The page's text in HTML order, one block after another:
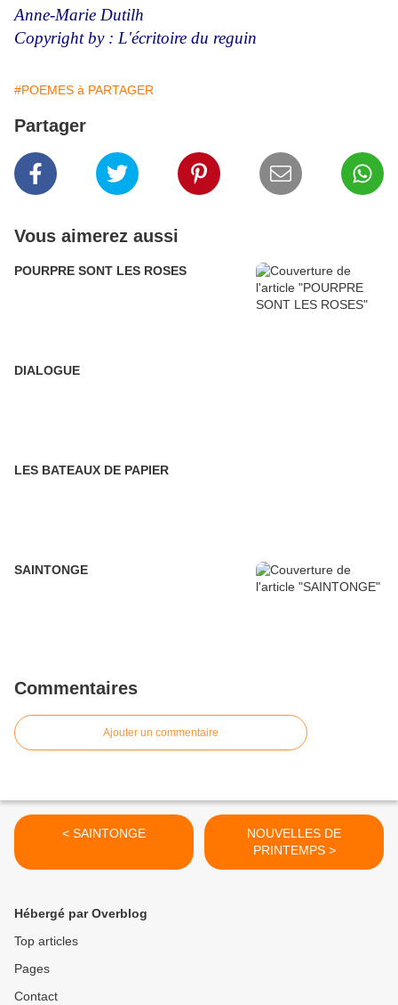
Anne-Marie Dutilh
Copyright by : L'écritoire du reguin
#POEMES à PARTAGER
Partager
Vous aimerez aussi
POURPRE SONT LES ROSES
DIALOGUE
LES BATEAUX DE PAPIER
SAINTONGE
Commentaires
Ajouter un commentaire
< SAINTONGE
NOUVELLES DE
PRINTEMPS >
Hébergé par Overblog
Top articles
Pages
Contact